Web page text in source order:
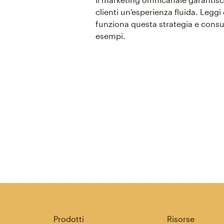
clienti un'esperienza fluida. Leggi
funziona questa strategia e
esempi.
Prodotti Risorse